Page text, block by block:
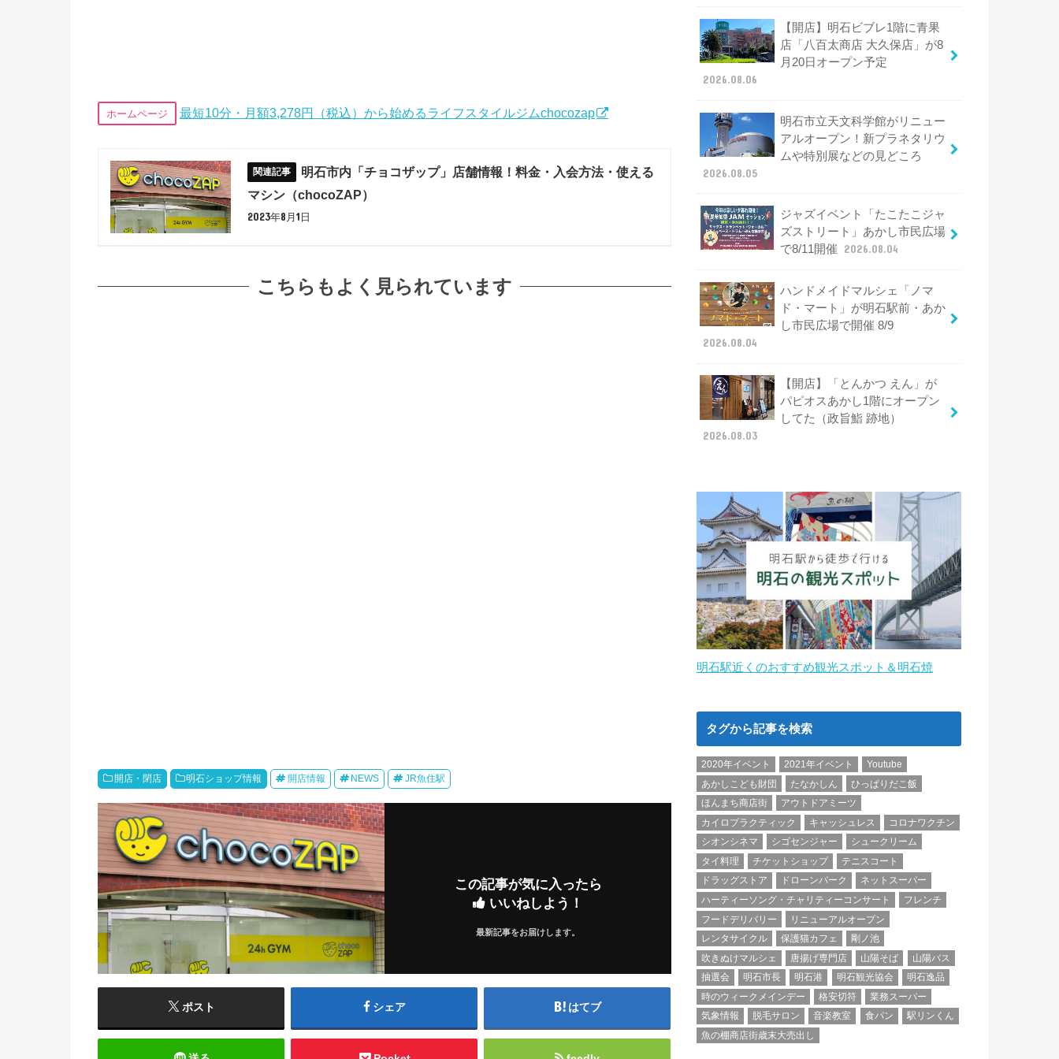
ホームページ 最短10分・月額3,278円（税込）から始めるライフスタイルジムchocozap
明石市内「チョコザップ」店舗情報！料金・入会方法・使える
マシン（chocoZAP）
2023年8月1日
こちらもよく見られています
開店・閉店 明石ショップ情報 開店情報 NEWS JR魚住駅
この記事が気に入ったら
いいねしよう！
最新記事をお届けします。
ポスト シェア はてブ
【開店】明石ビブレ1階に青果
店「八百太商店 大久保店」が8
月20日オープン予定
2026.08.06
明石市立天文科学館がリニュー
アルオープン！新プラネタリウ
ムや特別展などの見どころ
2026.08.05
ジャズイベント「たこたこジャ
ズストリート」あかし市民広場
で8/11開催
2026.08.04
ハンドメイドマルシェ「ノマ
ド・マート」が明石駅前・あか
し市民広場で開催 8/9
2026.08.04
【開店】「とんかつ えん」が
パピオスあかし1階にオープン
してた（政旨鮨 跡地）
2026.08.03
明石駅近くのおすすめ観光スポット＆明石焼
タグから記事を検索
2020年イベント 2021年イベント
Youtube
あかしこども財団
たなかしん
ひっぱりだこ飯
ほんまち商店街
アウトドアミーツ
カイロプラクティック
キャッシュレス
コロナワクチン
シオンシネマ
シゴセンジャー
シュークリーム
タイ料理
チケットショップ
テニスコート
ドラッグストア
ドローンパーク
ネットスーパー
ハーティーソング・チャリティーコンサート
フレンチ
フードデリバリー
リニューアルオープン
レンタサイクル
保護猫カフェ
剛ノ池
吹きぬけマルシェ
唐揚げ専門店 山陽そば
山陽バス
抽選会
明石市長 明石港 明石観光協会
明石逸品
時のウィークメインデー
格安切符
業務スーパー
気象情報
脱毛サロン 音楽教室 食パン
駅リンくん
魚の棚商店街歳末大売出し